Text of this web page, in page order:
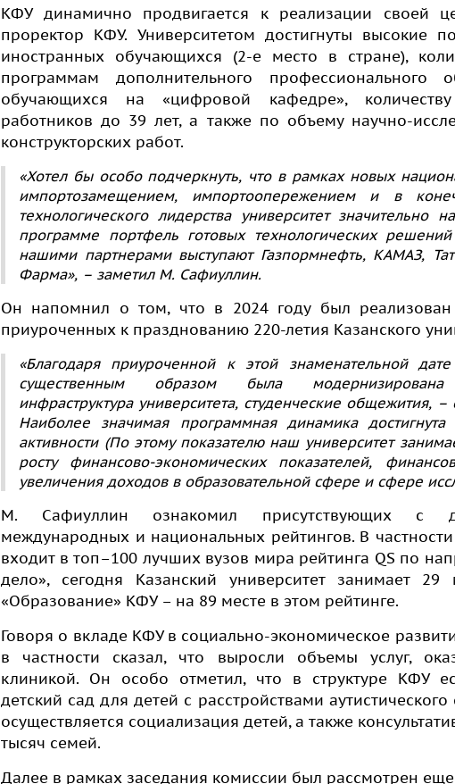
КФУ динамично продвигается к реализации своей
проректор КФУ. Университетом достигнуты высокие
иностранных обучающихся (2-е место в стране),
программам дополнительного профессионального
обучающихся на «цифровой кафедре», количеству
работников до 39 лет, а также по объему научно-
конструкторских работ.
«Хотел бы особо подчеркнуть, что в рамках новых
импортозамещением, импортоопережением и в
технологического лидерства университет значительно
программе портфель готовых технологических
нашими партнерами выступают Газпормнефть, КАМАЗ,
Фарма», – заметил М. Сафиуллин.
Он напомнил о том, что в 2024 году был
приуроченных к празднованию 220-летия Казанского
«Благодаря приуроченной к этой знаменательной
существенным образом была модернизирована
инфраструктура университета, студенческие общежития,
Наиболее значимая программная динамика
активности (По этому показателю наш университет
росту финансово-экономических показателей,
увеличения доходов в образовательной сфере и сфере
М. Сафиуллин ознакомил присутствующих с
международных и национальных рейтингов. В
входит в топ–100 лучших вузов мира рейтинга QS по
дело», сегодня Казанский университет занимает
«Образование» КФУ – на 89 месте в этом рейтинге.
Говоря о вкладе КФУ в социально-экономическое
в частности сказал, что выросли объемы услуг,
клиникой. Он особо отметил, что в структуре КФУ
детский сад для детей с расстройствами
осуществляется социализация детей, а также
тысяч семей.
Далее в рамках заседания комиссии был рассмотрен